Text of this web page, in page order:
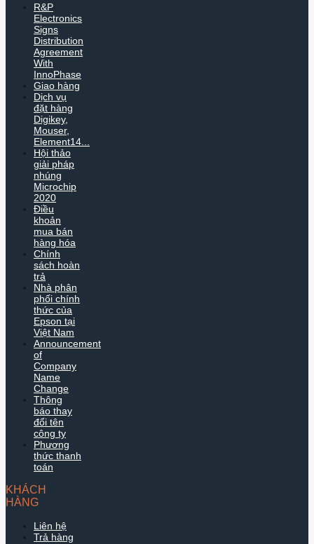
R&P
Electronics
Signs
Distribution
Agreement
With
InnoPhase
Giao hàng
Dịch vụ
đặt hàng
Digikey,
Mouser,
Element14...
Hội thảo
giải pháp
nhúng
Microchip
2020
Điều
khoản
mua bán
hàng hóa
Chính
sách hoàn
trả
Nhà phân
phối chính
thức của
Epson tại
Việt Nam
Announcement
of
Company
Name
Change
Thông
báo thay
đổi tên
công ty
Phương
thức thanh
toán
KHÁCH
HÀNG
Liên hệ
Trả hàng